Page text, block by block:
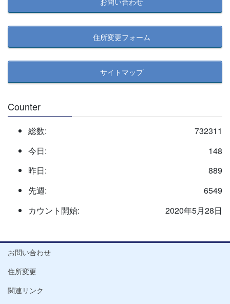
索
住所変更フォーム
サイトマップ
Counter
732311
総数:
148
今日:
889
昨日:
6549
先週:
2020年5月28日
カウント開始:
お問い合わせ
住所変更
関連リンク